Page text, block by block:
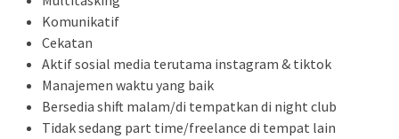
Komunikatif
Cekatan
Aktif sosial media terutama instagram & tiktok
Manajemen waktu yang baik
Bersedia shift malam/di tempatkan di night club
Tidak sedang part time/freelance di tempat lain